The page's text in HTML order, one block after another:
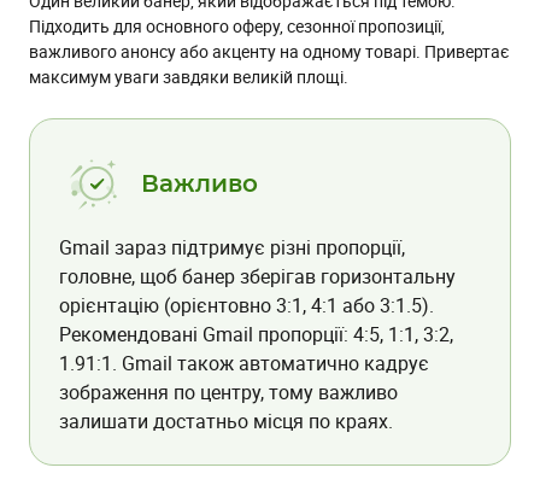
Підходить для основного оферу, сезонної пропозиції,
важливого анонсу або акценту на одному товарі. Привертає
максимум уваги завдяки великій площі.
Важливо
Gmail зараз підтримує різні пропорції,
головне, щоб банер зберігав горизонтальну
орієнтацію (орієнтовно 3:1, 4:1 або 3:1.5).
Рекомендовані Gmail пропорції: 4:5, 1:1, 3:2,
1.91:1. Gmail також автоматично кадрує
зображення по центру, тому важливо
залишати достатньо місця по краях.